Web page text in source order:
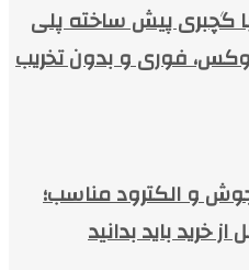
گچبری پیش ساخته پلی
فوری و بدون تخریب
و الکترود مناسب؛
خرید باید بدانید